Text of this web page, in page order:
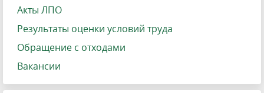
Акты ЛПО
Результаты оценки условий труда
Обращение с отходами
Вакансии